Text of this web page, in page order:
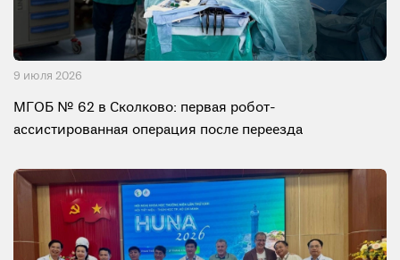
9 июля 2026
МГОБ № 62 в Сколково: первая робот-
ассистированная операция после переезда